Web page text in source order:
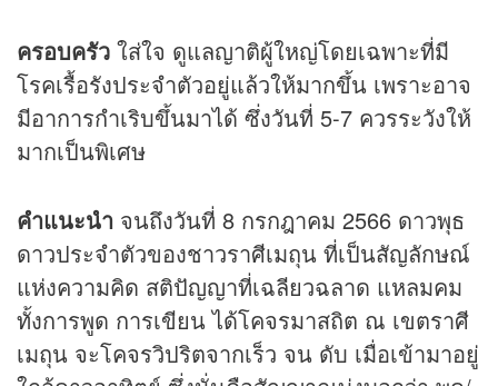
ครอบครัว ใส่ใจ ดูแลญาติผู้ใหญ่โดยเฉพาะที่มี
โรคเรื้อรังประจำตัวอยู่แล้วให้มากขึ้น เพราะอาจ
มีอาการกำเริบขึ้นมาได้ ซึ่งวันที่ 5-7 ควรระวังให้
มากเป็นพิเศษ
คำแนะนำ จนถึงวันที่ 8 กรกฎาคม 2566 ดาวพุธ
ดาวประจำตัวของชาวราศีเมถุน ที่เป็นสัญลักษณ์
แห่งความคิด สติปัญญาที่เฉลียวฉลาด แหลมคม
ทั้งการพูด การเขียน ได้โคจรมาสถิต ณ เขตราศี
เมถุน จะโคจรวิปริตจากเร็ว จน ดับ เมื่อเข้ามาอยู่